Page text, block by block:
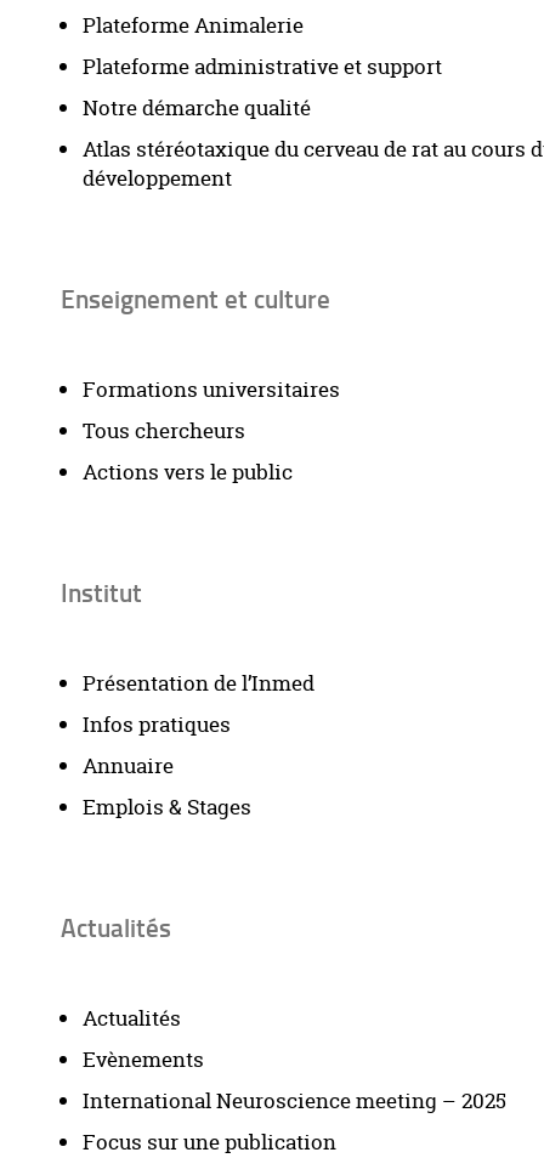
Plateforme Animalerie
Plateforme administrative et support
Notre démarche qualité
Atlas stéréotaxique du cerveau de rat au cours
développement
Enseignement et culture
Formations universitaires
Tous chercheurs
Actions vers le public
Institut
Présentation de l’Inmed
Infos pratiques
Annuaire
Emplois & Stages
Actualités
Actualités
Evènements
International Neuroscience meeting – 2025
Focus sur une publication